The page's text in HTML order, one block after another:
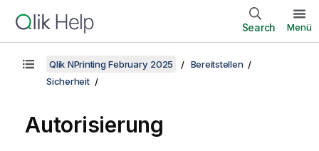
Search Menü
Qlik NPrinting February 2025
Bereitstellen
Sicherheit
Autorisierung